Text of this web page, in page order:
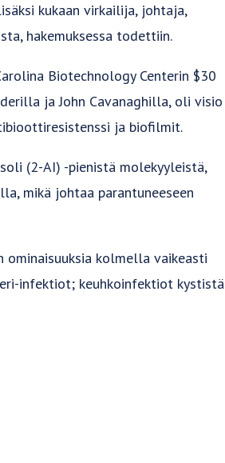
kukaan virkailija, johtaja,
hakemuksessa todettiin.
Biotechnology Centerin $30
ja John Cavanaghilla, oli visio
ja biofilmit.
(2-AI) -pienistä molekyyleistä,
mikä johtaa parantuneeseen
kolmella vaikeasti
infektiot; keuhkoinfektiot kystistä